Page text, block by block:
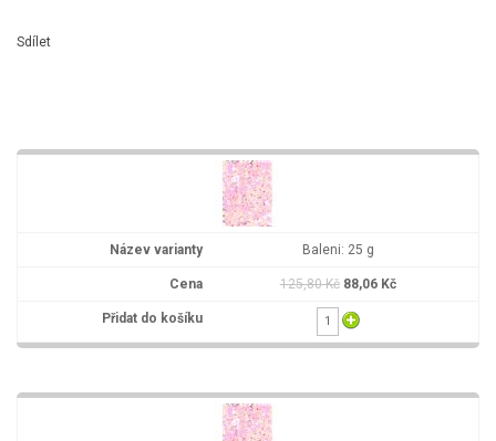
Sdílet
Baleni: 25 g
125,80 Kč 88,06 Kč